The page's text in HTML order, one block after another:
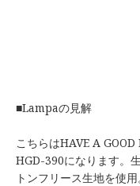
■Lampaの見解
こちらはHAVE A
HGD-390になります。
トンフリース生地を使